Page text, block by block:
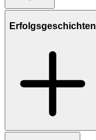
Erfolgsgeschichten